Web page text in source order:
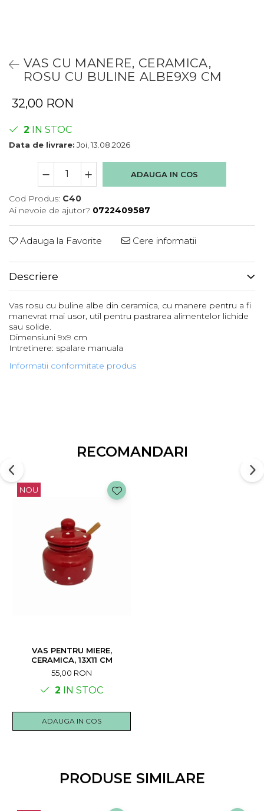
VAS CU MANERE, CERAMICA,
ROSU CU BULINE ALBE9X9 CM
32,00 RON
2 IN STOC
Data de livrare: Joi, 13.08.2026
ADAUGA IN COS
Cod Produs: C40
Ai nevoie de ajutor? 0722409587
Adauga la Favorite Cere informatii
Descriere
Vas rosu cu buline albe din ceramica, cu manere pentru a fi
manevrat mai usor, util pentru pastrarea alimentelor lichide
sau solide.
Dimensiuni 9x9 cm
Intretinere: spalare manuala
Informatii conformitate produs
RECOMANDARI
NOU
VAS PENTRU MIERE,
CERAMICA, 13X11 CM
55,00 RON
2 IN STOC
ADAUGA IN COS
PRODUSE SIMILARE